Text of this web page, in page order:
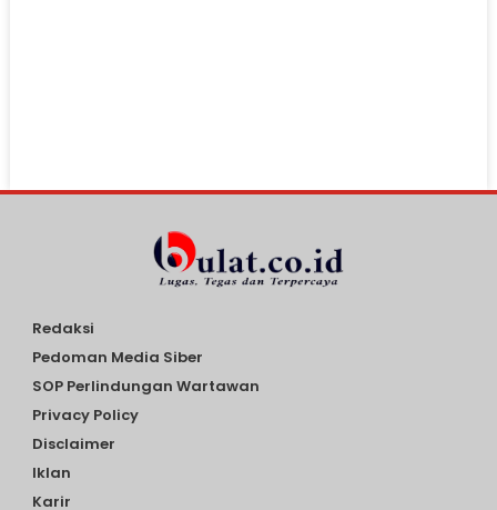
Redaksi
Pedoman Media Siber
SOP Perlindungan Wartawan
Privacy Policy
Disclaimer
Iklan
Karir